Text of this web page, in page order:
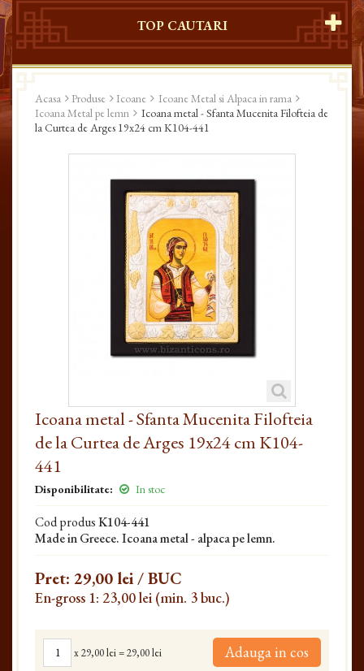
TOP CAUTARI
Acasa Produse Icoane
Icoane Metal si Alpaca in rama
Icoana Metal pe lemn
Icoana metal - Sfanta Mucenita Filofteia de
la Curtea de Arges 19x24 cm K104-441
Icoana metal - Sfanta Mucenita Filofteia
de la Curtea de Arges 19x24 cm K104-
441
Disponibilitate: In stoc
Cod produsK104-441
Made in Greece. Icoana metal - alpaca pe lemn.
Pret: 29,00 lei/ BUC
En-gross 1: 23,00 lei (min. 3 buc.)
x29,00 lei=29,00 lei Adauga in cos